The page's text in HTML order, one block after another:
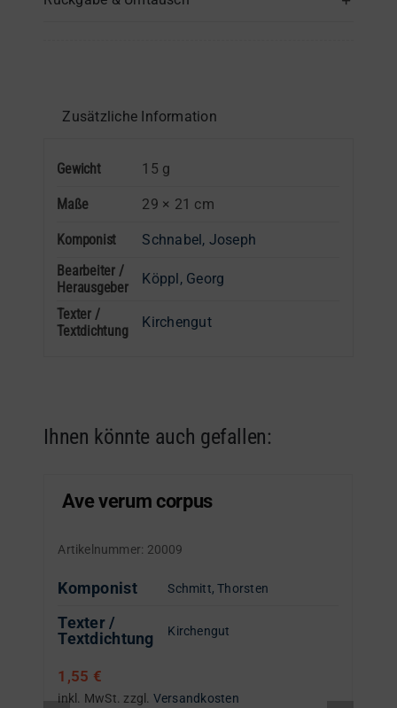
+
B
Zusätzliche Information
Gewicht 15 g
Maße 29 × 21 cm
Komponist
Schnabel, Joseph
Bearbeiter /
Herausgeber
Köppl, Georg
Texter /
Textdichtung
Kirchengut
Ihnen könnte auch gefallen:
Ave verum corpus
Artikelnummer: 20009
Komponist Schmitt, Thorsten
Texter /
Textdichtung
Kirchengut
1,55 €
inkl. MwSt. zzgl. Versandkosten